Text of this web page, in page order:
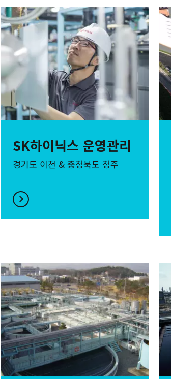
SK하이닉스 운영관리
경기도 이천 & 충청북도 청주